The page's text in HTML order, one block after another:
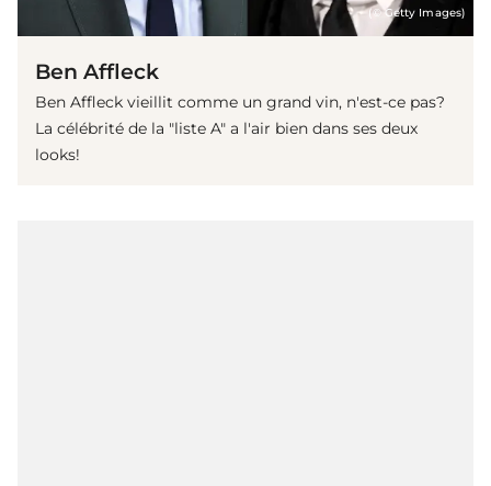
(© Getty Images)
Ben Affleck
Ben Affleck vieillit comme un grand vin, n'est-ce pas?
La célébrité de la "liste A" a l'air bien dans ses deux
looks!